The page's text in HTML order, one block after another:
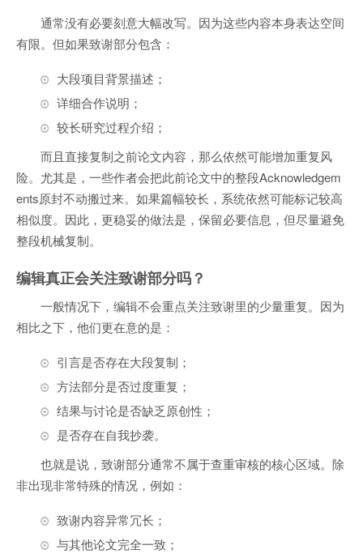
通常没有必要刻意大幅改写。因为这些内容本身表达空间
有限。但如果致谢部分包含：
大段项目背景描述；
详细合作说明；
较长研究过程介绍；
而且直接复制之前论文内容，那么依然可能增加重复风
险。尤其是，一些作者会把此前论文中的整段Acknowledgem
ents原封不动搬过来。如果篇幅较长，系统依然可能标记较高
相似度。因此，更稳妥的做法是，保留必要信息，但尽量避免
整段机械复制。
编辑真正会关注致谢部分吗？
一般情况下，编辑不会重点关注致谢里的少量重复。因为
相比之下，他们更在意的是：
引言是否存在大段复制；
方法部分是否过度重复；
结果与讨论是否缺乏原创性；
是否存在自我抄袭。
也就是说，致谢部分通常不属于查重审核的核心区域。除
非出现非常特殊的情况，例如：
致谢内容异常冗长；
与其他论文完全一致；